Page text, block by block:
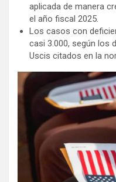
aplicada de manera
el año fiscal 2025.
Los casos con
casi 3.000, según los
Uscis citados en la